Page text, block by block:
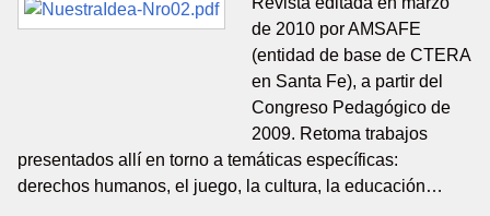
de 2010 por AMSAFE
(entidad de base de CTERA
en Santa Fe), a partir del
Congreso Pedagógico de
2009. Retoma trabajos
presentados allí en torno a temáticas específicas:
derechos humanos, el juego, la cultura, la educación…